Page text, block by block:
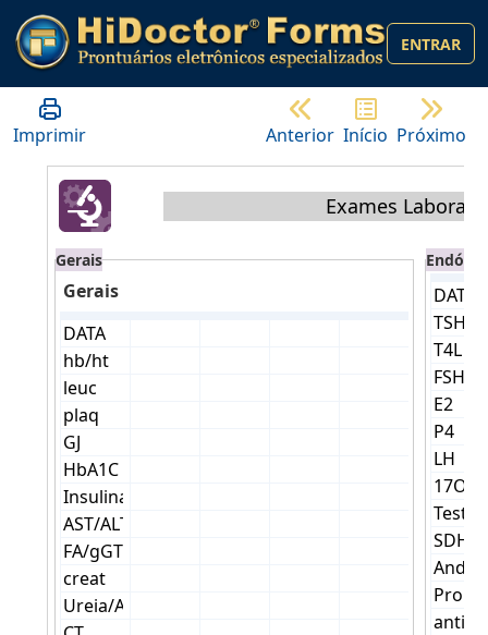
ENTRAR
Imprimir Anterior Início Próximo
Exames
Gerais
Gerais